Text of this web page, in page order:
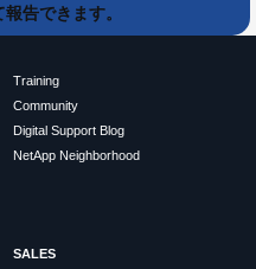
告できます。
Training
Community
Digital Support Blog
NetApp Neighborhood
SALES